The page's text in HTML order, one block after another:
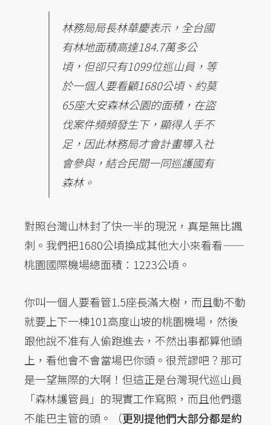
林務局局長林華慶表示，全台國
有林地面積高達184.7萬多公
頃，但卻只有1099位巡山員，等
於一個人要看顧1680公頃、約莫
65座大安森林公園的面積，在盜
伐案件頻頻發生下，顯得人手不
足，因此林務局才會計畫導入社
會參與，結合民間一同巡護國有
森林。
對照台灣山林封了快一半的現況，真是無比諷
刺。我們把1680公頃換成其他大小來看看——
桃園國際機場總面積：1223公頃。
你叫一個人要看管1.5座長滿大樹，而且動不動
就要上下一棟101高度山坡的桃園機場，然後
跟他說不准有人偷跑進去，不然出事都算他頭
上，看他會不會當場巴你頭。很荒謬吧？那可
是一望無際的大啊！但這正是台灣現代巡山員
「森林護管員」的現實工作寫照，而且他們還
不能巴主管的頭。（更別提他們大部分都是約